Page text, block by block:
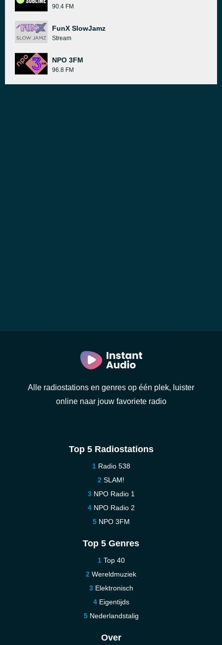
90.4 FM
FunX SlowJamz
Stream
NPO 3FM
96.8 FM
Alle radiostations en genres op één plek, luister
online naar jouw favoriete radio
Top 5 Radiostations
Radio 538
SLAM!
NPO Radio 1
NPO Radio 2
NPO 3FM
Top 5 Genres
Top 40
Wereldmuziek
Elektronisch
Eigentijds
Nederlandstalig
Over